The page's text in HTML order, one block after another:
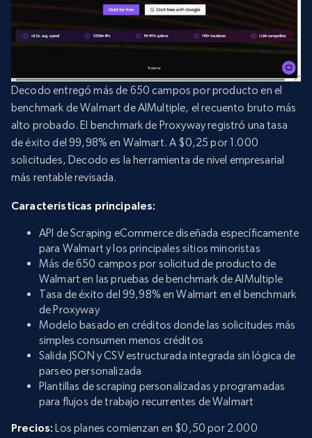
Decodo entregó más de 650 campos por producto en el
benchmark de Walmart de AIMultiple, el recuento bruto más
alto probado. El benchmark de Proxyway registró una tasa
de éxito del 99,98% en Walmart. A $0,25 por 1.000
solicitudes, Decodo es la herramienta de nivel empresarial
más rentable revisada.
Características principales:
API de Scraping eCommerce diseñada específicamente
para Walmart y los principales sitios minoristas
Más de 650 campos por solicitud de producto de
Walmart en las pruebas de benchmark de AIMultiple
Tasa de éxito del 99,98% en Walmart en el benchmark
de Proxyway
Modelo basado en créditos donde las solicitudes más
simples consumen menos créditos
Salida JSON y CSV estructurada integrada sin lógica de
parseo personalizada
Plantillas de scraping personalizadas y programadas
para flujos de trabajo recurrentes de Walmart
Precios: Los planes comienzan en $0,50 por 2.000